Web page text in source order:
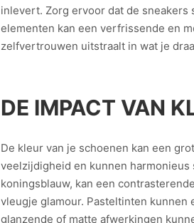
inlevert. Zorg ervoor dat de
elementen kan een verfrissende en
zelfvertrouwen uitstraalt in wat je
DE IMPACT VAN
De kleur van je schoenen kan een
veelzijdigheid en kunnen
koningsblauw, kan een
vleugje glamour. Pasteltinten kunnen
glanzende of matte afwerkingen